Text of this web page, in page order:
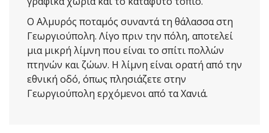
Ο Αλμυρός ποταμός συναντά τη θάλασσα στη
Γεωργιούπολη. Λίγο πριν την πόλη, αποτελεί
μια μικρή λίμνη που είναι το σπίτι πολλών
πτηνών και ζώων. Η λίμνη είναι ορατή από την
εθνική οδό, όπως πλησιάζετε στην
Γεωργιούπολη ερχόμενοι από τα Χανιά.